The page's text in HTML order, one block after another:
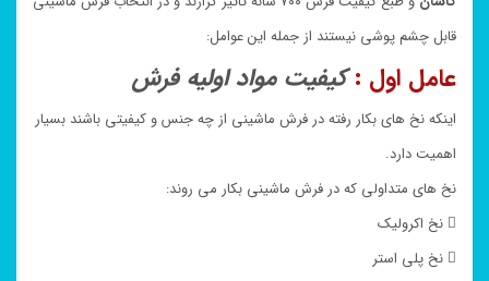
قابل چشم پوشی نیستند از جمله این عوامل:
عامل اول : کیفیت مواد اولیه فرش
اینکه نخ های بکار رفته در فرش ماشینی از چه جنس و کیفیتی باشند بسیار
اهمیت دارد.
نخ های متداولی که در فرش ماشینی بکار می روند:
 نخ اکرولیک
 نخ پلی استر